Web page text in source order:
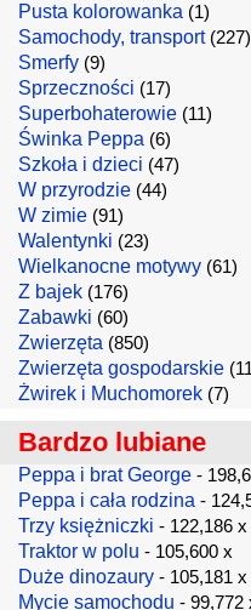
Pusta kolorowanka (1)
Samochody, transport(227)
Smerfy (9)
Sprzeczności (17)
Superbohaterowie (11)
Świnka Peppa (6)
Szkoła i dzieci (47)
W przyrodzie (44)
W zimie (91)
Walentynki (23)
Wielkanocne motywy (61)
Z bajek (176)
Zabawki (60)
Zwierzęta (850)
Zwierzęta gospodarskie
Żwirek i Muchomorek (7)
Bardzo lubiane
Peppa i brat George -
Peppa i cała rodzina -
Trzy księżniczki - 122,186 x
Traktor w polu - 105,600 x
Duże dinozaury - 105,181 x
Mycie samochodu - 99,772